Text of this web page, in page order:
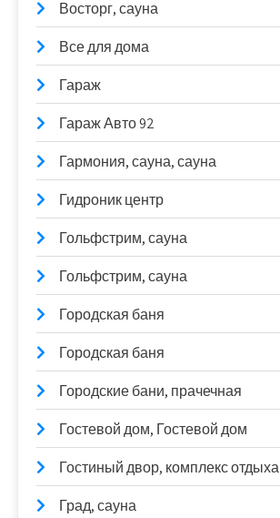
Восторг, сауна
Все для дома
Гараж
Гараж Авто 92
Гармония, сауна, сауна
Гидроник центр
Гольфстрим, сауна
Гольфстрим, сауна
Городская баня
Городская баня
Городские бани, прачечная
Гостевой дом, Гостевой дом
Гостиный двор, комплекс отдыха
Град, сауна